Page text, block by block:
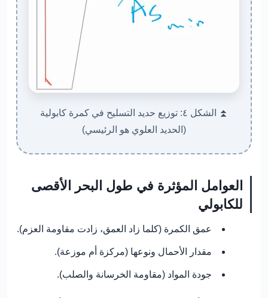
⏫ الشكل ٤: توزيع حديد التسليح في كمرة كابولية
(الحديد العلوي هو الرئيسي)
العوامل المؤثرة في طول البحر الأقصى
للكابولي
عمق الكمرة (كلما زاد العمق، زادت مقاومة العزم).
مقدار الأحمال ونوعها (مركزة أم موزعة).
جودة المواد (مقاومة الخرسانة والصلب).